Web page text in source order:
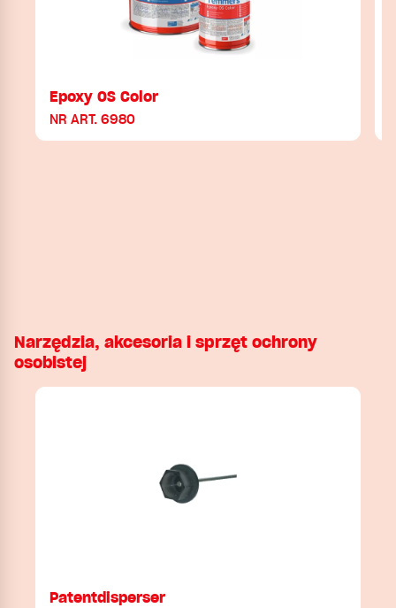
Epoxy OS Color
NR ART. 6980
Narzędzia, akcesoria i sprzęt ochrony
osobistej
Patentdisperser